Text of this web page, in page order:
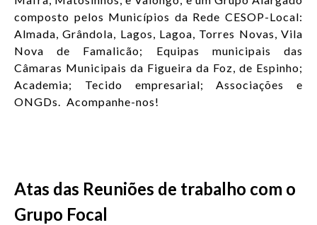
composto pelos Municípios da Rede CESOP-Local:
Almada, Grândola, Lagos, Lagoa, Torres Novas, Vila
Nova de Famalicão; Equipas municipais das
Câmaras Municipais da Figueira da Foz, de Espinho;
Academia; Tecido empresarial; Associações e
ONGDs. Acompanhe-nos!
Atas das Reuniões de trabalho com o
Grupo Focal